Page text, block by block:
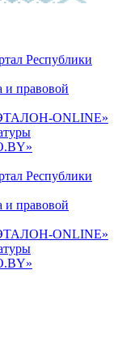
Республики
и правовой
ONLINE»
Республики
и правовой
ONLINE»